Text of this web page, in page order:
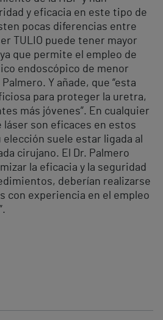
y eficacia en este tipo de
pocas diferencias entre
TULIO puede tener mayor
que permite el empleo de
endoscópico de menor
Y añade, que “esta
para proteger la uretra,
más jóvenes”. En cualquier
láser son eficaces en estos
suele estar ligada al
cirujano. El Dr. Palmero
la eficacia y la seguridad
deberían realizarse
con experiencia en el empleo